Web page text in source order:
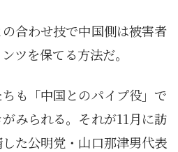
合わせ技で中国側は被害者
ツを保てる方法だ。
も「中国とのパイプ役」で
みられる。それが11月に訪
た公明党・山口那津男代表